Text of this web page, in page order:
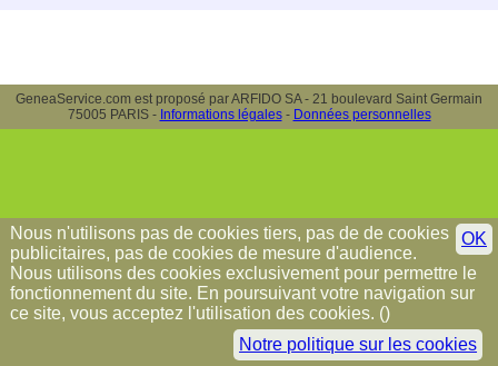
GeneaService.com est proposé par ARFIDO SA - 21 boulevard Saint Germain
75005 PARIS - Informations légales- Données personnelles
OK
Nous n'utilisons pas de cookies tiers, pas de de cookies
publicitaires, pas de cookies de mesure d'audience.
Nous utilisons des cookies exclusivement pour permettre le
fonctionnement du site. En poursuivant votre navigation sur
ce site, vous acceptez l'utilisation des cookies. (
Notre politique sur les cookies
)